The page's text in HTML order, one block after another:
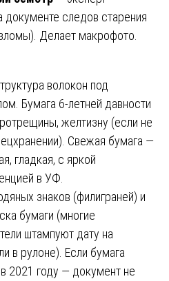
документе следов старения
Делает макрофото.
волокон под
Бумага 6-летней давности
желтизну (если не
Свежая бумага —
гладкая, с яркой
в УФ.
знаков (филиграней) и
бумаги (многие
штампуют дату на
в рулоне). Если бумага
2021 году — документ не